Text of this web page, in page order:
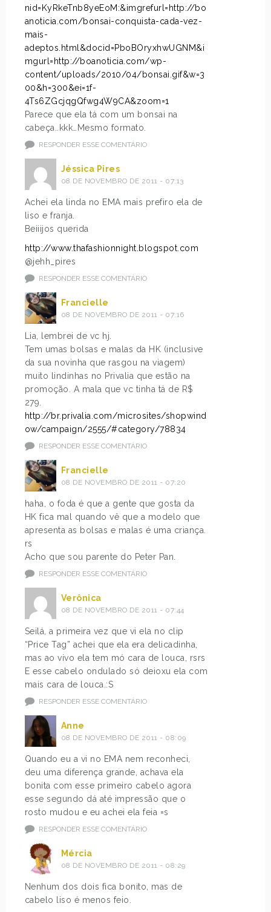
nid=KyRkeTnb8yeEoM:&imgrefurl=http://bo
anoticia.com/bonsai-conquista-cada-vez-
mais-
adeptos.html&docid=PboBOryxhwUGNM&i
mgurl=http://boanoticia.com/wp-
content/uploads/2010/04/bonsai.gif&w=3
00&h=300&ei=1f-
4Ts6ZGcjqgQfwg4W9CA&zoom=1
Parece que ela tá com um bonsai na
cabeça..kkk…Mesmo formato.
RESPONDER ESSE COMENTÁRIO
Jéssica Pires
08 DE NOVEMBRO DE 2011 - 07:13
Achei ela linda no EMA mais prefiro ela de
liso e franja.
Beiiijos querida
http://www.thafashionnight.blogspot.com
@jehh_pires
RESPONDER ESSE COMENTÁRIO
Francielle
08 DE NOVEMBRO DE 2011 - 07:16
Lia, lembrei de vc hj.
Tem umas bolsas e malas da HK (inclusive
da sua novinha que rasgou na viagem)
muito lindinhas no Privalia que estão na
promoção. A mala que vc tinha tá de R$
279.
http://br.privalia.com/microsites/shopwind
ow/campaign/2555/#category/78834
RESPONDER ESSE COMENTÁRIO
Francielle
08 DE NOVEMBRO DE 2011 - 07:20
haha, o foda é que a gente que gosta da
HK fica mal quando vê que a modelo que
apresenta as bolsas e malas é uma criança.
rs
Acho que sou parente do Peter Pan.
RESPONDER ESSE COMENTÁRIO
Verônica
08 DE NOVEMBRO DE 2011 - 07:44
Seilá, a primeira vez que vi ela no clip
“Price Tag” achei que ela era delicadinha,
mas ao vivo ela tem mó cara de louca, rsrs
E esse cabelo ondulado só deioxu ela com
mais cara de louca.:S
RESPONDER ESSE COMENTÁRIO
Anne
08 DE NOVEMBRO DE 2011 - 08:09
Quando eu a vi no EMA nem reconheci,
deu uma diferença grande, achava ela
bonita com esse primeiro cabelo agora
esse segundo dá até impressão que o
rosto mudou e eu achei ela feia =s
RESPONDER ESSE COMENTÁRIO
Mércia
08 DE NOVEMBRO DE 2011 - 08:29
Nenhum dos dois fica bonito, mas de
cabelo liso é menos feio.